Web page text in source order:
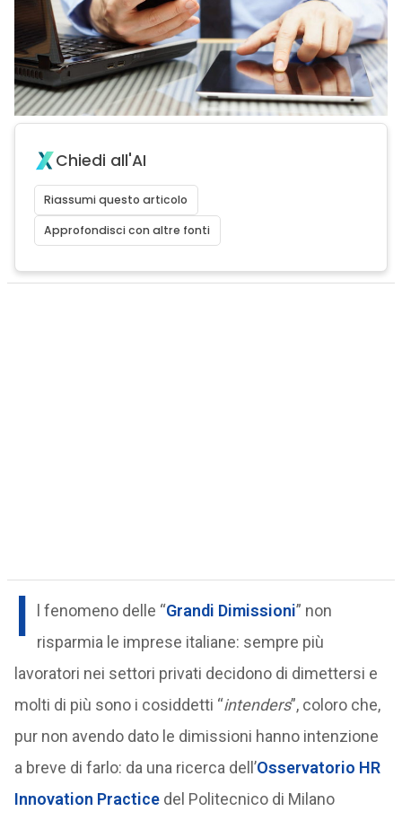
Chiedi all'AI
Riassumi questo articolo
Approfondisci con altre fonti
I l fenomeno delle “Grandi Dimissioni” non
risparmia le imprese italiane: sempre più
lavoratori nei settori privati decidono di dimettersi e
molti di più sono i cosiddetti “intenders”, coloro che,
pur non avendo dato le dimissioni hanno intenzione
a breve di farlo: da una ricerca dell’Osservatorio HR
Innovation Practicedel Politecnico di Milano